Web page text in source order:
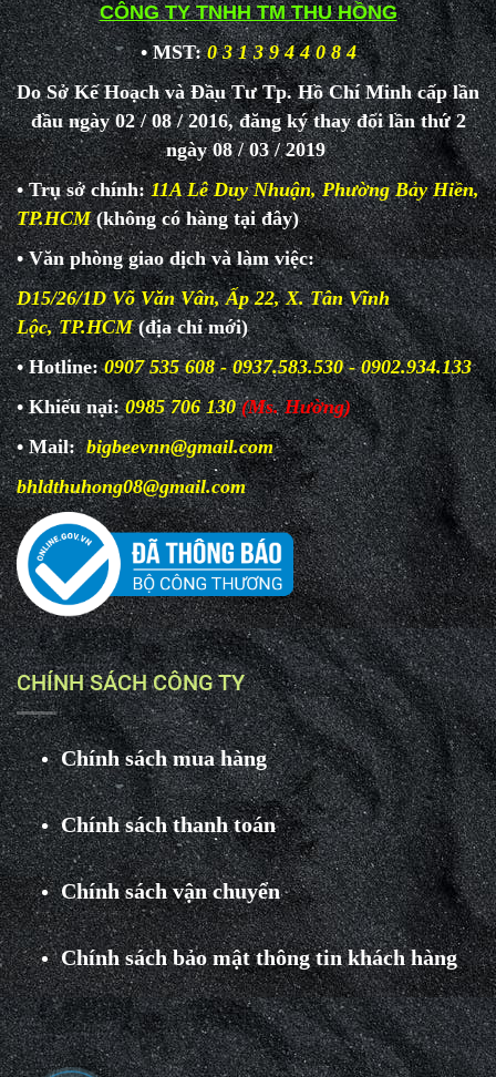
CÔNG TY TNHH TM THU HỒNG
• MST: 0 3 1 3 9 4 4 0 8 4
Do Sở Kế Hoạch và Đầu Tư Tp. Hồ Chí Minh cấp lần
đầu ngày 02 / 08 / 2016, đăng ký thay đổi lần thứ 2
ngày 08 / 03 / 2019
• Trụ sở chính:11A Lê Duy Nhuận, Phường Bảy Hiền,
TP.HCM (không có hàng tại đây)
• Văn phòng giao dịch và làmviệc:
D15/26/1D Võ Văn Vân, Ấp 22, X. Tân Vĩnh
Lộc, TP.HCM(địa chỉ mới)
• Hotline:0907 535 608 - 0937.583.530 - 0902.934.133
• Khiếu nại: 0985 706 130 (Ms. Hường)
• Mail:bigbeevnn@gmail.com
bhldthuhong08@gmail.com
CHÍNH SÁCH CÔNG TY
Chính sách mua hàng
Chính sách thanh toán
Chính sách vận chuyển
Chính sách bảo mật thông tin khách hàng